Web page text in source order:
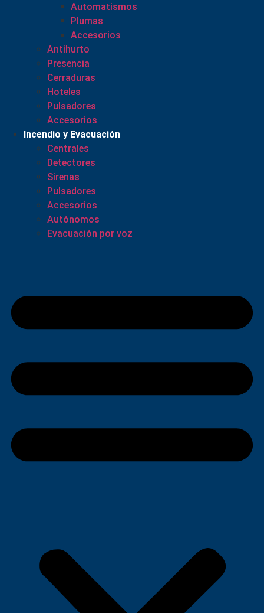
Automatismos
Plumas
Accesorios
Antihurto
Presencia
Cerraduras
Hoteles
Pulsadores
Accesorios
Incendio y Evacuación
Centrales
Detectores
Sirenas
Pulsadores
Accesorios
Autónomos
Evacuación por voz